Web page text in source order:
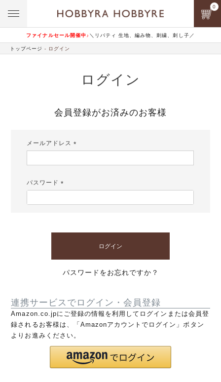
ファイナルセール開催中♪ ＼リバティ 生地、編み物、刺繍、刺し子／
0
トップページ ログイン
ログイン
会員登録がお済みのお客様
メールアドレス
パスワード
ログイン
パスワードをお忘れですか？
連携サービスでログイン・会員登録
Amazon.co.jpにご登録の情報を利用してログインまたは会員登
録されるお客様は、「Amazonアカウントでログイン」ボタン
よりお進みください。